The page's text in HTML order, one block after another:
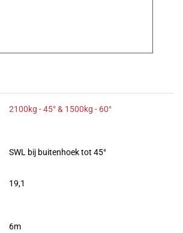
2100kg - 45° & 1500kg - 60°
SWL bij buitenhoek tot 45°
19,1
6m